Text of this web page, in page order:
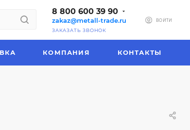
8 800 600 39 90
zakaz@metall-trade.ru
ЗАКАЗАТЬ ЗВОНОК
ВОЙТИ
КОМПАНИЯ КОНТАКТЫ